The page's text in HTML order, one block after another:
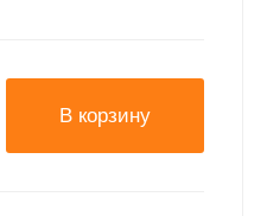
В корзину